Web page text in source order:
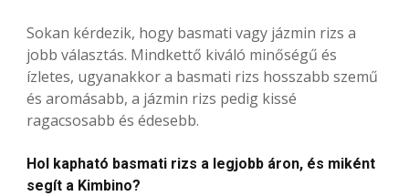
Sokan kérdezik, hogy basmati vagy jázmin rizs a
jobb választás. Mindkettő kiváló minőségű és
ízletes, ugyanakkor a basmati rizs hosszabb szemű
és aromásabb, a jázmin rizs pedig kissé
ragacsosabb és édesebb.
Hol kapható basmati rizs a legjobb áron, és miként
segít a Kimbino?